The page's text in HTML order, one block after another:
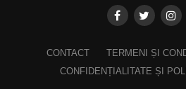
CONTACT
TERMENI ȘI
CONFIDENȚIALITATE ȘI